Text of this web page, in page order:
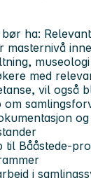
ha:
masternivå
med
vil også
om
til Bååstede-
i